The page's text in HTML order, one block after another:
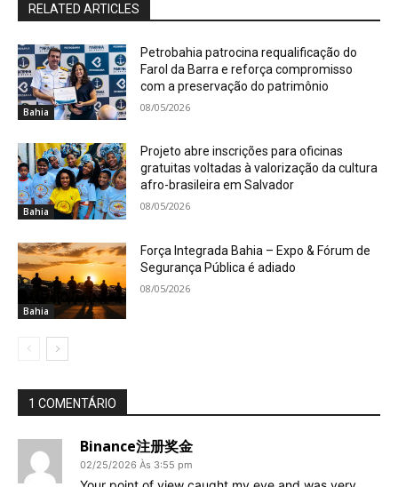
RELATED ARTICLES
Bahia
Petrobahia patrocina requalificação do
Farol da Barra e reforça compromisso
com a preservação do patrimônio
08/05/2026
Bahia
Projeto abre inscrições para oficinas
gratuitas voltadas à valorização da cultura
afro-brasileira em Salvador
08/05/2026
Bahia
Força Integrada Bahia – Expo & Fórum de
Segurança Pública é adiado
08/05/2026
1 COMENTÁRIO
Binance注册奖金
02/25/2026 Às 3:55 pm